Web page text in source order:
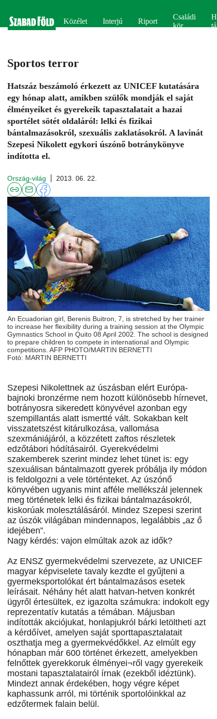
Közélet Interjú Riport
Családi
kör
Sportos terror
Hatszáz beszámoló érkezett az UNICEF kutatására
egy hónap alatt, amikben szülők mondják el saját
élményeiket és gyerekeik tapasztalatait a hazai
sportélet sötét oldaláról: lelki és fizikai
bántalmazásokról, szexuális zaklatásokról. A lavinát
Szepesi Nikolett egykori úszónő botránykönyve
indította el.
Ország-világ 2013. 06. 22.
An Ecuadorian girl, Berenis Buitron, 7, is stretched by her trainer
to increase her flexibility during a training session at the Olympic
Gymnastics School in Quito 08 April 2002. The school is designed
to prepare children to compete in international and Olympic
competitions. AFP PHOTO/MARTIN BERNETTI
Fotó: MARTIN BERNETTI
Szepesi Nikolettnek az úszásban elért Európa-
bajnoki bronzérme nem hozott különösebb hírnevet,
botrányosra sikeredett könyvével azonban egy
szempillantás alatt ismertté vált. Sokakban kelt
visszatetszést kitárulkozása, vallomása
szexmániájáról, a közzétett zaftos részletek
edzőtábori hódításairól. Gyerekvédelmi
szakemberek szerint mindez lehet tünet is: egy
szexuálisan bántalmazott gyerek próbálja ily módon
is feldolgozni a vele történteket. Az úszónő
könyvében ugyanis mint afféle mellékszál jelennek
meg történetek lelki és fizikai bántalmazásokról,
kiskorúak molesztálásáról. Mindez Szepesi szerint
az úszók világában mindennapos, legalábbis „az ő
idejében”.
Nagy kérdés: vajon elmúltak azok az idők?
Az ENSZ gyermekvédelmi szervezete, az UNICEF
magyar képviselete tavaly kezdte el gyűjteni a
gyermeksportolókat ért bántalmazásos esetek
leírásait. Néhány hét alatt hatvan-hetven konkrét
ügyről értesültek, ez igazolta számukra: indokolt egy
reprezentatív kutatás a témában. Májusban
indították akciójukat, honlapjukról bárki letöltheti azt
a kérdőívet, amelyen saját sporttapasztalatait
oszthatja meg a gyermekvédőkkel. Az elmúlt egy
hónapban már 600 történet érkezett, amelyekben
felnőttek gyerekkoruk élményei¬ről vagy gyerekeik
mostani tapasztalatairól írnak (ezekből idéztünk).
Mindezt annak érdekében, hogy végre képet
kaphassunk arról, mi történik sportolóinkkal az
edzőtermek falain belül.